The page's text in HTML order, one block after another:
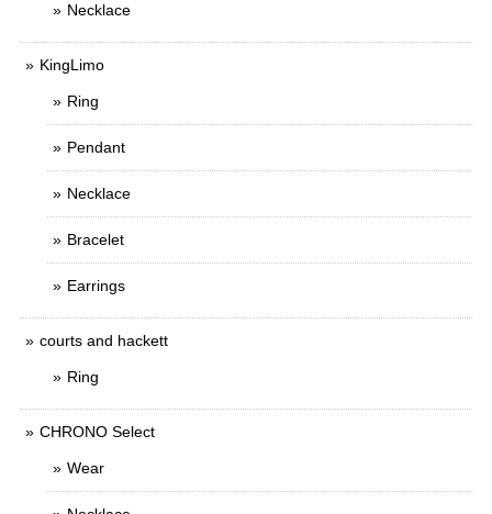
Necklace
KingLimo
Ring
Pendant
Necklace
Bracelet
Earrings
courts and hackett
Ring
CHRONO Select
Wear